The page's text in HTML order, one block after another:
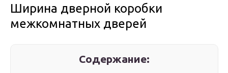
Ширина дверной коробки
межкомнатных дверей
Содержание: